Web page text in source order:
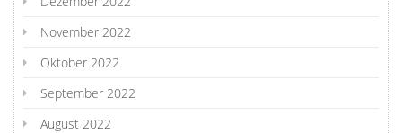
November 2022
Oktober 2022
September 2022
August 2022